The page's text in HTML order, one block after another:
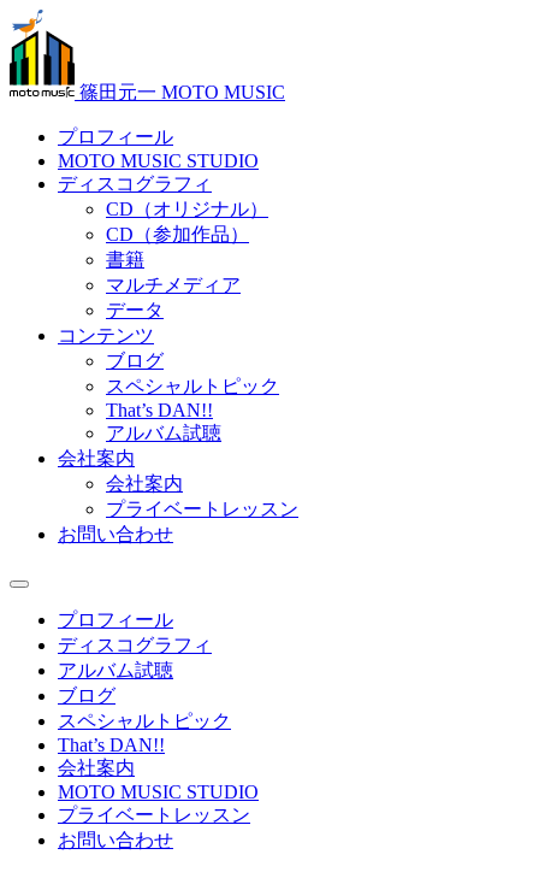
篠田元一 MOTO MUSIC
プロフィール
MOTO MUSIC STUDIO
ディスコグラフィ
CD（オリジナル）
CD（参加作品）
書籍
マルチメディア
データ
コンテンツ
ブログ
スペシャルトピック
That’s DAN!!
アルバム試聴
会社案内
会社案内
プライベートレッスン
お問い合わせ
プロフィール
ディスコグラフィ
アルバム試聴
ブログ
スペシャルトピック
That’s DAN!!
会社案内
MOTO MUSIC STUDIO
プライベートレッスン
お問い合わせ